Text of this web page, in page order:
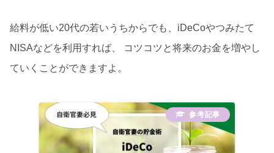
給料が低い20代の若いうちからでも、iDeCoやつみたて
NISAなどを利用すれば、 コツコツと将来のお金を増やし
ていくことができますよ。